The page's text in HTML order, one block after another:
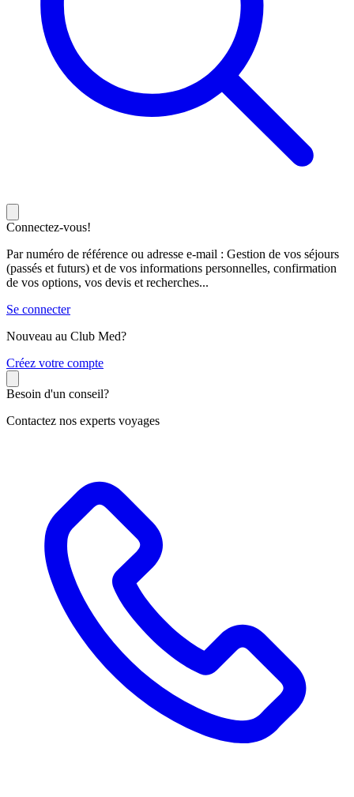
Connectez-vous!
Par numéro de référence ou adresse e-mail : Gestion de vos séjours
(passés et futurs) et de vos informations personnelles, confirmation
de vos options, vos devis et recherches...
Se connecter
Nouveau au Club Med?
Créez votre compte
Besoin d'un conseil?
Contactez nos experts voyages